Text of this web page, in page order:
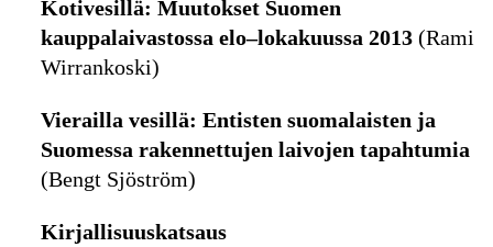
Kotivesillä: Muutokset Suomen
kauppalaivastossa elo–lokakuussa 2013 (Rami
Wirrankoski)
Vierailla vesillä: Entisten suomalaisten ja
Suomessa rakennettujen laivojen tapahtumia
(Bengt Sjöström)
Kirjallisuuskatsaus